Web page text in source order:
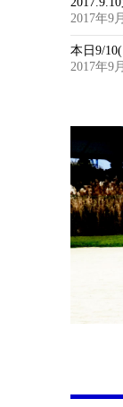
2017年9
本日9/
2017年9